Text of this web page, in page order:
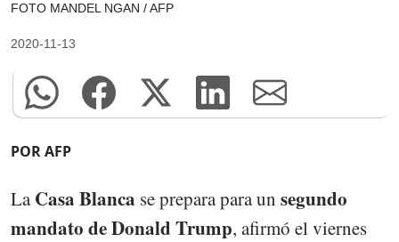
FOTO MANDEL NGAN / AFP
2020-11-13
POR AFP
LaCasa Blanca se prepara para un segundo
mandato de Donald Trump, afirmó el viernes